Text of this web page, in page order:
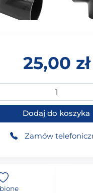
25,00 zł
trojak fi 50 mm PV-
Dodaj do koszyka
Zamów